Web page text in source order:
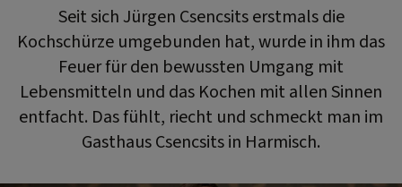
Seit sich Jürgen Csencsits erstmals die
Kochschürze umgebunden hat, wurde in ihm das
Feuer für den bewussten Umgang mit
Lebensmitteln und das Kochen mit allen Sinnen
entfacht. Das fühlt, riecht und schmeckt man im
Gasthaus Csencsits in Harmisch.